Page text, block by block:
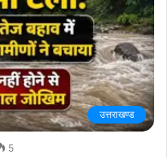
उत्तराखण्ड
5